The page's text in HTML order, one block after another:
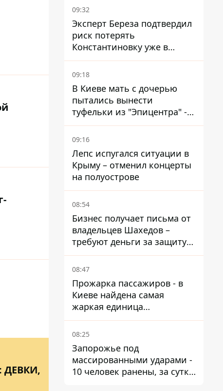
09:32
Эксперт Береза ​​подтвердил
риск потерять
Константиновку уже в
ближайшие месяцы
09:18
В Киеве мать с дочерью
пытались вынести
туфельки из "Эпицентра" -
суд вынес приговор
09:16
Лепс испугался ситуации в
Крыму – отменил концерты
на полуострове
08:54
Бизнес получает письма от
владельцев Шахедов –
требуют деньги за защиту
от атак
08:47
Прожарка пассажиров - в
Киеве найдена самая
жаркая единица
общественного транспорта
08:25
Запорожье под
массированными ударами -
10 человек ранены, за сутки